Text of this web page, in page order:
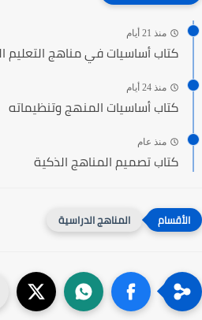
منذ 21 أيام
كتاب أساسيات في مناهج التعليم
منذ 24 أيام
كتاب أساسيات المنهج وتنظيماته
منذ عام
كتاب تصميم المناهج الذكية
المناهج الدراسية